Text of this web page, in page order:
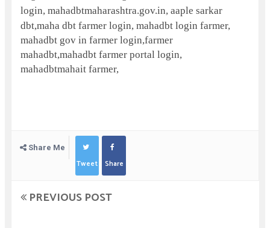
login, mahadbtmaharashtra.gov.in, aaple sarkar
dbt,maha dbt farmer login, mahadbt login farmer,
mahadbt gov in farmer login,farmer
mahadbt,mahadbt farmer portal login,
mahadbtmahait farmer,
Share Me
Tweet Share
PREVIOUS POST